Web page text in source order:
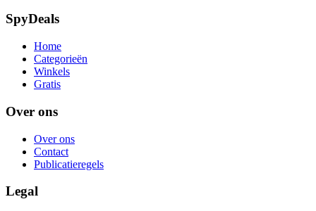
SpyDeals
Home
Categorieën
Winkels
Gratis
Over ons
Over ons
Contact
Publicatieregels
Legal